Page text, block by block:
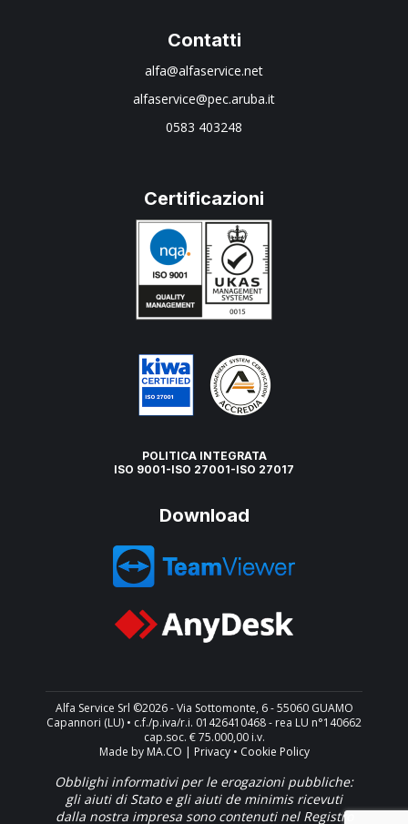
Contatti
alfa@alfaservice.net
alfaservice@pec.aruba.it
0583 403248
Certificazioni
POLITICA INTEGRATA
ISO 9001-ISO 27001-ISO 27017
Download
Alfa Service Srl ©2026 - Via Sottomonte, 6 - 55060 GUAMO
Capannori (LU) • c.f./p.iva/r.i. 01426410468 - rea LU n°140662
cap.soc. € 75.000,00 i.v.
Made by MA.CO | Privacy• Cookie Policy
Obblighi informativi per le erogazioni pubbliche:
gli aiuti di Stato e gli aiuti de minimis ricevuti
dalla nostra impresa sono contenuti nel Registro